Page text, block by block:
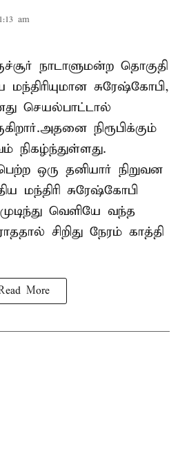
am
நாடாளுமன்ற தொகுதி
சுரேஷ்கோபி,
செயல்பாட்டால்
நிரூபிக்கும்
நிகழ்ந்துள்ளது.
ஒரு தனியார் நிறுவன
மந்திரி சுரேஷ்கோபி
வெளியே வந்த
சிறிது நேரம் காத்தி
More